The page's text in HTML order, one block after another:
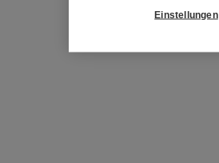
Einstellungen